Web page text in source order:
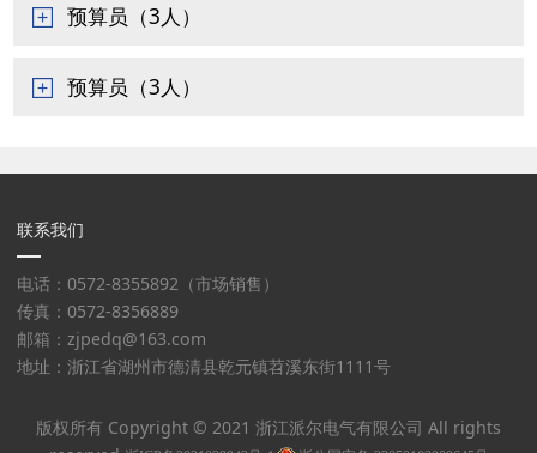
预算员（3人）
预算员（3人）
联系我们
电话：0572-8355892（市场销售）
传真：0572-8356889
邮箱：zjpedq@163.com
地址：浙江省湖州市德清县乾元镇苕溪东街1111号
版权所有 Copyright © 2021 浙江派尔电气有限公司 All rights